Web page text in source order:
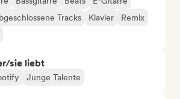
Tracks Klavier
Remix
sie liebt
Junge Talente